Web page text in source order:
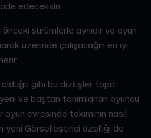
edeceksin.
sürümlerle aynıdır ve oyun
üzerinde çalışacağın en iyi
olduğu gibi bu dizilişler topa
ve baştan tanımlanan oyuncu
evresinde takımının nasıl
yeni Görselleştirici özelliği de